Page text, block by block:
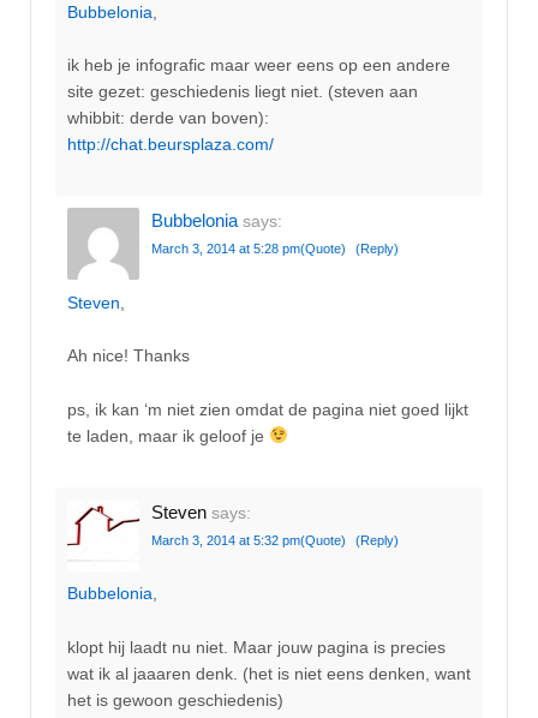
Bubbelonia
ik heb je infografic maar weer eens op een andere
site gezet: geschiedenis liegt niet. (steven aan
whibbit: derde van boven):
http://chat.beursplaza.com/
Bubbelonia says:
March 3, 2014 at 5:28 pm(Quote) (Reply)
Steven
Ah nice! Thanks
ps, ik kan ‘m niet zien omdat de pagina niet goed lijkt
te laden, maar ik geloof je
Steven says:
March 3, 2014 at 5:32 pm(Quote) (Reply)
Bubbelonia,
klopt hij laadt nu niet. Maar jouw pagina is precies
wat ik al jaaaren denk. (het is niet eens denken, want
het is gewoon geschiedenis)